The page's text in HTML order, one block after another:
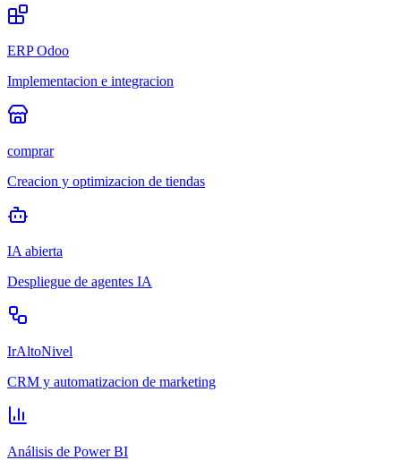
ERP Odoo
Implementacion e integracion
comprar
Creacion y optimizacion de tiendas
IA abierta
Despliegue de agentes IA
IrAltoNivel
CRM y automatizacion de marketing
Análisis de Power BI